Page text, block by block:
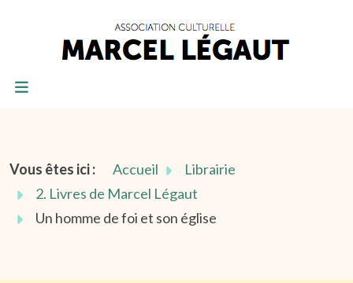
Vous êtes ici : Accueil
Librairie
2. Livres de Marcel Légaut
Un homme de foi et son église